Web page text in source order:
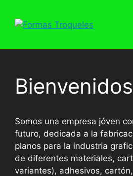
contenido
Bienvenidos
Somos una empresa jóven
futuro, dedicada a la
planos para la industria
de diferentes materiales,
variantes), adhesivos,